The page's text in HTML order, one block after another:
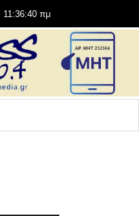
11:36:41 πμ